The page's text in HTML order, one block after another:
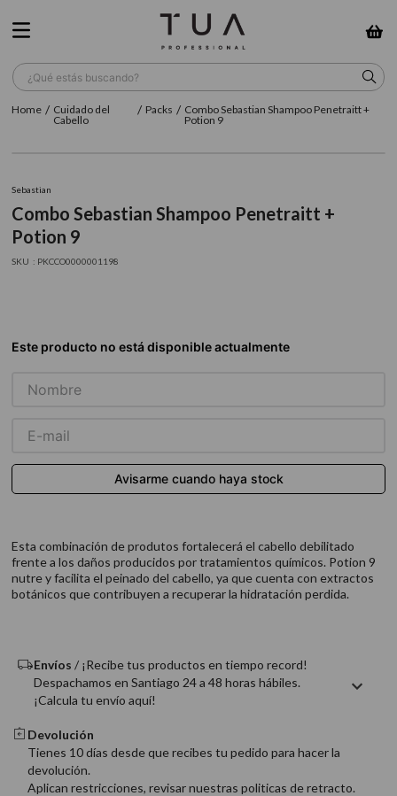
¿Qué estás buscando?
Cuidado del
Cabello
Packs
Combo Sebastian Shampoo Penetraitt +
Potion 9
Sebastian
Combo Sebastian Shampoo Penetraitt +
Potion 9
: PKCCO0000001198
Esta combinación de produtos fortalecerá el cabello debilitado
frente a los daños producidos por tratamientos químicos. Potion 9
nutre y facilita el peinado del cabello, ya que cuenta con extractos
botánicos que contribuyen a recuperar la hidratación perdida.
Envíos / ¡Recibe tus productos en tiempo record!
Despachamos en Santiago 24 a 48 horas hábiles.
¡Calcula tu envío aquí!
Devolución
Tienes 10 días desde que recibes tu pedido para hacer la
devolución.
Aplican restricciones, revisar nuestras politicas de retracto.
TÉRMINOS MÁS BUSCADOS
2.
3. farmavita
7. secador
10.